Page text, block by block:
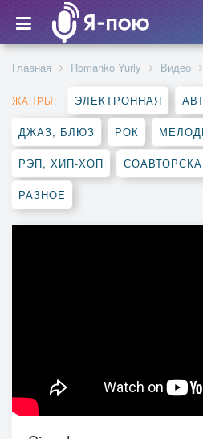
Главная Romanko Yuriy Видео
ЖАНРЫ: ЭЛЕКТРОННАЯ
ДЖАЗ, БЛЮЗ РОК
РЭП, ХИП-ХОП
РАЗНОЕ